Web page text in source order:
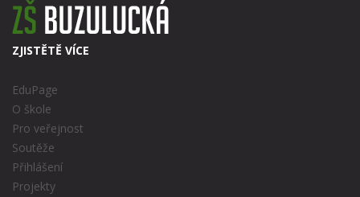
ZJISTĚTĚ VÍCE
EduPage
O škole
Pro veřejnost
Soutěže
Přihlášení
Projekty